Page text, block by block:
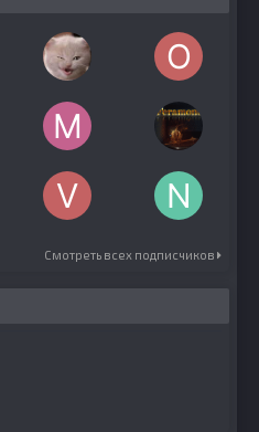
Смотреть всех подписчиков